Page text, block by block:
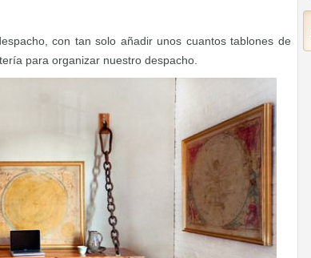
con tan solo añadir unos cuantos tablones de
para organizar nuestro despacho.